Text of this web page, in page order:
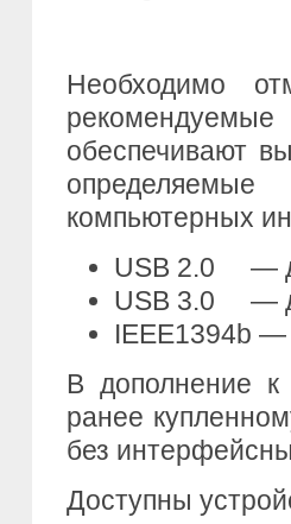
Необходимо
обеспечивают
компьютерных
USB 2.0 —
USB 3.0 —
IEEE1394b
В дополнение к
ранее
без
Доступны